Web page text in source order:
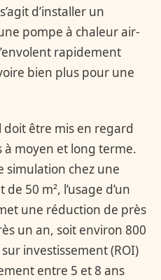
d’installer un
pompe à chaleur air-
rapidement
bien plus pour une
être mis en regard
à moyen et long terme.
simulation chez une
50 m², l’usage d’un
une réduction de près
un an, soit environ 800
investissement (ROI)
entre 5 et 8 ans